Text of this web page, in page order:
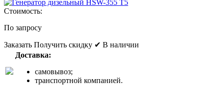
Стоимость:
По запросу
Заказать Получить скидку ✔ В наличии
Доставка:
самовывоз;
транспортной компанией.